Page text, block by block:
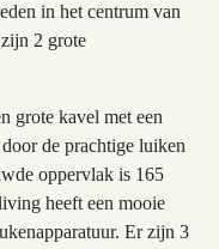
in het centrum van
2 grote
grote kavel met een
de prachtige luiken
oppervlak is 165
heeft een mooie
Er zijn 3